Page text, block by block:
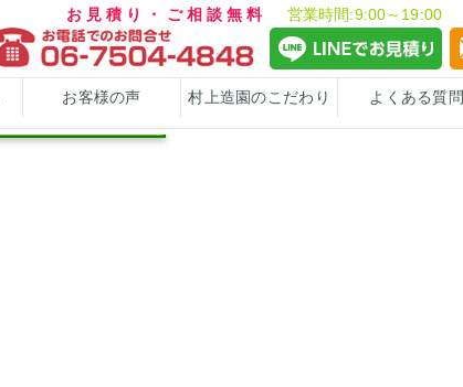
お見積り・ご相談無料 営業時間:9:00～19:00
お客様の声 村上造園のこだわり よくある質問